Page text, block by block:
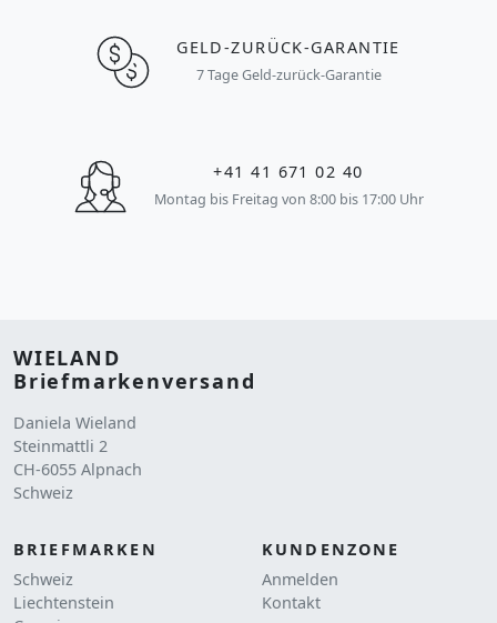
GELD-ZURÜCK-GARANTIE
7 Tage Geld-zurück-Garantie
+41 41 671 02 40
Montag bis Freitag von 8:00 bis 17:00 Uhr
WIELAND
Briefmarkenversand
Daniela Wieland
Steinmattli 2
CH-6055 Alpnach
Schweiz
BRIEFMARKEN
Schweiz
Liechtenstein
KUNDENZONE
Anmelden
Kontakt